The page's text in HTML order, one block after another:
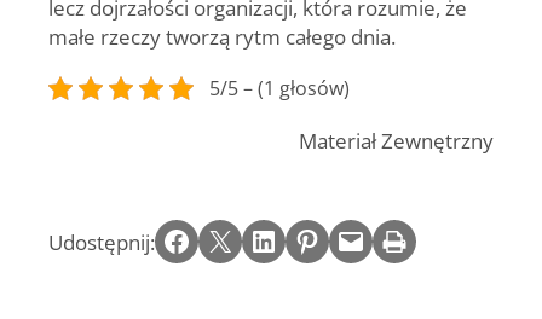
lecz dojrzałości organizacji, która rozumie, że
małe rzeczy tworzą rytm całego dnia.
5/5 – (1 głosów)
Materiał Zewnętrzny
Udostępnij: Share on Facebook Email this Page Share on LinkedIn Share on Pinterest Email this Page Print this Page